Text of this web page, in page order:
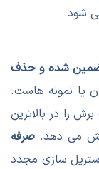
شود.
شده و حذف
یا نمونه هاست.
را در بالاترین
می دهد. صرفه
سازی مجدد